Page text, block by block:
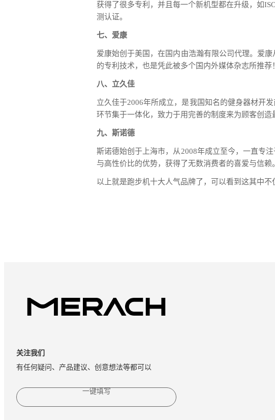
获得了很多专利，并且每一个新机型都在升级，如
测认证。
七、爱康
爱康始创于美国，在国内由浩瀚有限公司代理。爱
的专利技术，也是凭此被多个国内外媒体杂志所推荐！
八、立久佳
立久佳于2006年所成立，是我国知名的健身器材开
环节集于一体化，致力于用完善的制度来为顾客创造
九、斯诺德
斯诺德始创于上海市，从2008年成立至今，一直专
与高性价比的优势，获得了无数消费者的喜爱与信赖。
以上就是跑步机十大人气品牌了，可以看到这其中
关注我们
有任何疑问、产品建议、创意想法等都可以
一键填写